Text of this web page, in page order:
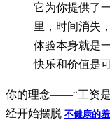
它为你提供了
里，时间消失
体验本身就是
快乐和价值是
你的理念——“工资
经开始摆脱 不健康的